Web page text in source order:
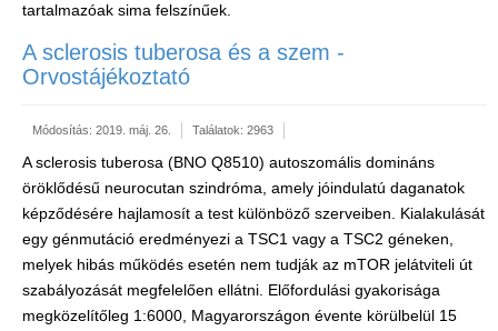
tartalmazóak sima felszínűek.
A sclerosis tuberosa és a szem -
Orvostájékoztató
Módosítás: 2019. máj. 26. Találatok: 2963
A sclerosis tuberosa (BNO Q8510) autoszomális domináns
öröklődésű neurocutan szindróma, amely jóindulatú daganatok
képződésére hajlamosít a test különböző szerveiben. Kialakulását
egy génmutáció eredményezi a TSC1 vagy a TSC2 géneken,
melyek hibás működés esetén nem tudják az mTOR jelátviteli út
szabályozását megfelelően ellátni. Előfordulási gyakorisága
megközelítőleg 1:6000, Magyarországon évente körülbelül 15